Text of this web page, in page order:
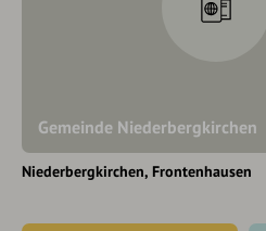
Gemeinde Niederbergkirchen
Niederbergkirchen Frontenhausen